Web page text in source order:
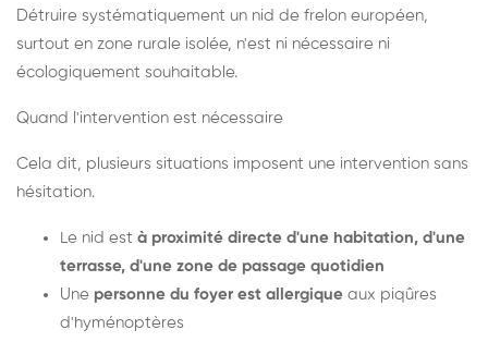
Détruire systématiquement un nid de frelon européen,
surtout en zone rurale isolée, n'est ni nécessaire ni
écologiquement souhaitable.
Quand l'intervention est nécessaire
Cela dit, plusieurs situations imposent une intervention sans
hésitation.
Le nid est à proximité directe d'une habitation, d'une
terrasse, d'une zone de passage quotidien
Une personne du foyer est allergique aux piqûres
d'hyménoptères